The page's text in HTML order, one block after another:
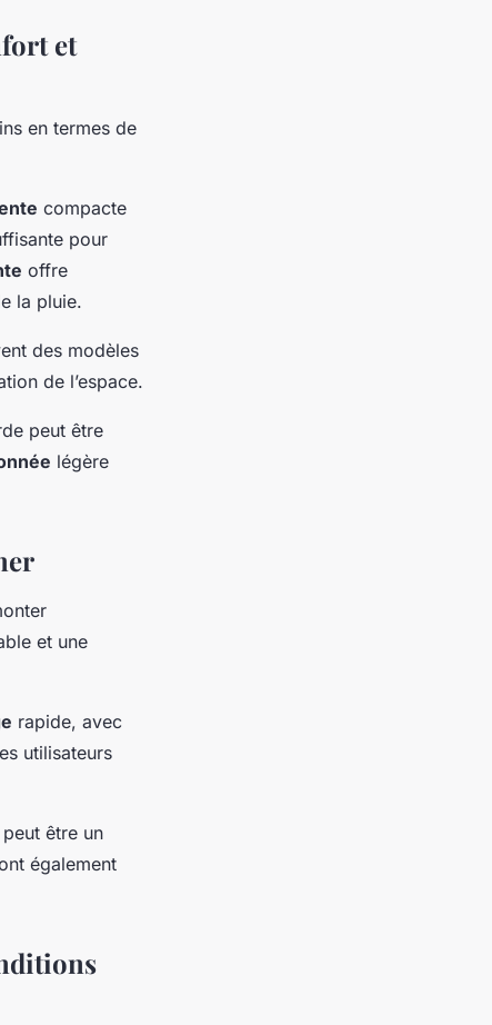
et
en termes de
compacte
pour
offre
la pluie.
des modèles
de l’espace.
peut être
légère
et une
rapide, avec
utilisateurs
être un
également